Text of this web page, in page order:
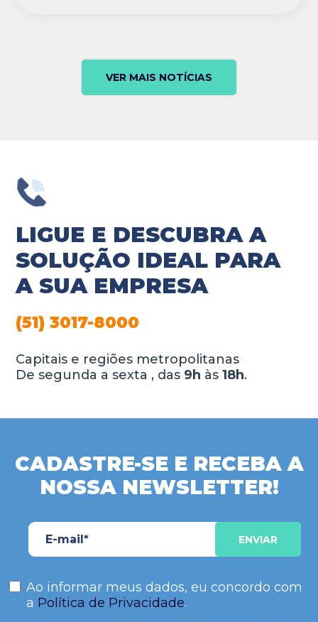
VER MAIS NOTÍCIAS
LIGUE E DESCUBRA A
SOLUÇÃO IDEAL PARA
A SUA EMPRESA
(51) 3017-8000
Capitais e regiões metropolitanas
De segunda a sexta , das 9h às18h.
CADASTRE-SE E RECEBA A
NOSSA NEWSLETTER!
Ao informar meus dados, eu concordo com
a Política de Privacidade.